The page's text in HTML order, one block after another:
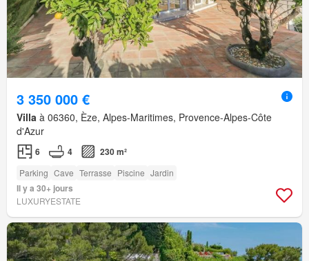
3 350 000 €
Villa à 06360, Èze, Alpes-Maritimes, Provence-Alpes-Côte
d'Azur
6 4 230 m²
Parking Cave Terrasse Piscine Jardin
Il y a 30+ jours
LUXURYESTATE